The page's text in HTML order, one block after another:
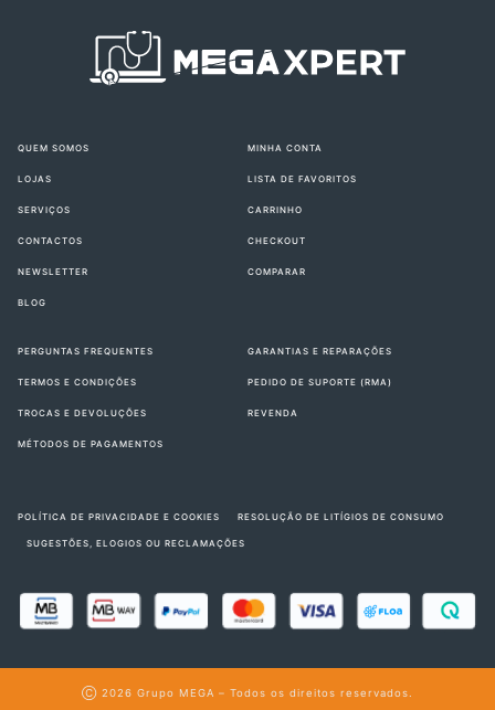
QUEM SOMOS
LOJAS
SERVIÇOS
CONTACTOS
NEWSLETTER
BLOG
MINHA CONTA
LISTA DE FAVORITOS
CARRINHO
CHECKOUT
COMPARAR
PERGUNTAS FREQUENTES
TERMOS E CONDIÇÕES
TROCAS E DEVOLUÇÕES
MÉTODOS DE PAGAMENTOS
GARANTIAS E REPARAÇÕES
PEDIDO DE SUPORTE (RMA)
REVENDA
POLÍTICA DE PRIVACIDADE E COOKIES RESOLUÇÃO DE LITÍGIOS DE CONSUMO
SUGESTÕES, ELOGIOS OU RECLAMAÇÕES
Ⓒ 2026 Grupo MEGA – Todos os direitos reservados.